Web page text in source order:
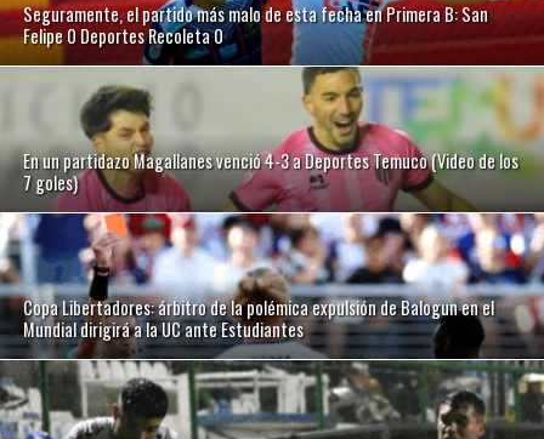
Seguramente, el partido más malo de esta fecha en Primera B: San
Felipe 0 Deportes Recoleta 0
En un partidazo Magallanes venció 4-3 a Deportes Temuco (Video de los
7 goles)
Copa Libertadores: árbitro de la polémica expulsión de Balogun en el
Mundial dirigirá a la UC ante Estudiantes